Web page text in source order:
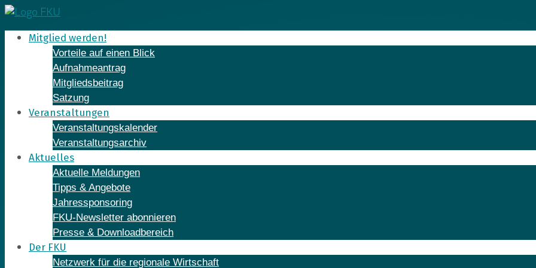
Skip
to
contentMitglied werden!
Vorteile auf einen Blick
Aufnahmeantrag
Mitgliedsbeitrag
Satzung
Veranstaltungen
Veranstaltungskalender
Veranstaltungsarchiv
Aktuelles
Aktuelle Meldungen
Tipps & Angebote
Jahressponsoring
FKU-Newsletter abonnieren
Presse & Downloadbereich
Der FKU
Netzwerk für die regionale Wirtschaft